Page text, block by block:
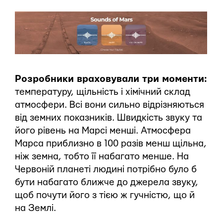
Розробники враховували три моменти:
температуру, щільність і хімічний склад
атмосфери. Всі вони сильно відрізняються
від земних показників. Швидкість звуку та
його рівень на Марсі менші. Атмосфера
Марса приблизно в 100 разів менш щільна,
ніж земна, тобто її набагато менше. На
Червоній планеті людині потрібно було б
бути набагато ближче до джерела звуку,
щоб почути його з тією ж гучністю, що й
на Землі.